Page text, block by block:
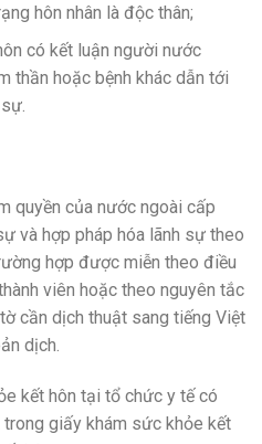
hôn nhân là độc thân;
có kết luận người nước
thần hoặc bệnh khác dẫn tới
quyền của nước ngoài cấp
và hợp pháp hóa lãnh sự theo
hợp được miễn theo điều
viên hoặc theo nguyên tắc
cần dịch thuật sang tiếng Việt
dịch.
kết hôn tại tổ chức y tế có
giấy khám sức khỏe kết